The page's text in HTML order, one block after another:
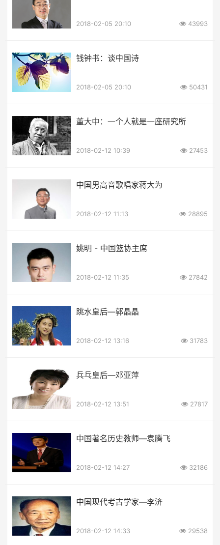
2018-02-05 20:10 43993
钱钟书：谈中国诗
2018-02-05 20:10 50431
董大中：一个人就是一座研究所
2018-02-12 10:39 27453
中国男高音歌唱家蒋大为
2018-02-12 11:13 28895
姚明 - 中国篮协主席
2018-02-12 11:35 27842
跳水皇后—郭晶晶
2018-02-12 13:16 31783
兵乓皇后—邓亚萍
2018-02-12 13:51 27817
中国著名历史教师—袁腾飞
2018-02-12 14:27 32186
中国现代考古学家—李济
2018-02-12 14:33 29538